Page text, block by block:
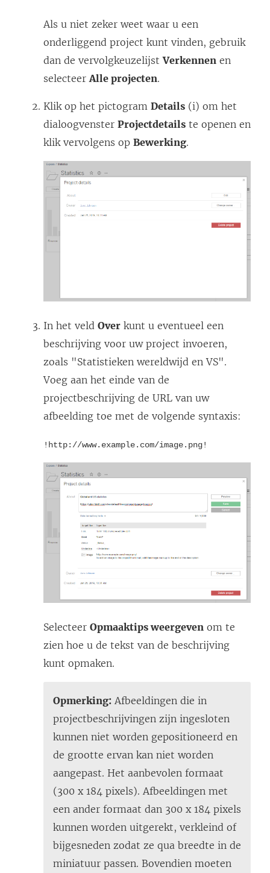
Als u niet zeker weet waar u een
onderliggend project kunt vinden, gebruik
dan de vervolgkeuzelijstVerkennen en
selecteerAlle projecten.
Klik op het pictogram Details (i) om het
dialoogvenster Projectdetails te openen en
klik vervolgens op Bewerking.
In het veld Over kunt u eventueel een
beschrijving voor uw project invoeren,
zoals "Statistieken wereldwijd en VS".
Voeg aan het einde van de
projectbeschrijving de URL van uw
afbeelding toe met de volgende syntaxis:
!http://www.example.com/image.png!
Selecteer Opmaaktips weergeven om te
zien hoe u de tekst van de beschrijving
kunt opmaken.
Opmerking: Afbeeldingen die in
projectbeschrijvingen zijn ingesloten
kunnen niet worden gepositioneerd en
de grootte ervan kan niet worden
aangepast. Het aanbevolen formaat
(300 x 184 pixels). Afbeeldingen met
een ander formaat dan 300 x 184 pixels
kunnen worden uitgerekt, verkleind of
bijgesneden zodat ze qua breedte in de
miniatuur passen. Bovendien moeten